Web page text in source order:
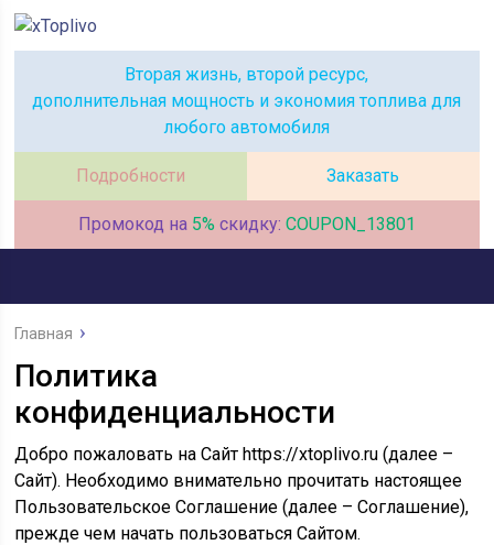
Вторая жизнь, второй ресурс,
дополнительная мощность и экономия топлива для
любого автомобиля
Подробности Заказать
Промокод на 5% скидку: COUPON_13801
Главная
Политика
конфиденциальности
Добро пожаловать на Сайт https://xtoplivo.ru (далее –
Сайт). Необходимо внимательно прочитать настоящее
Пользовательское Соглашение (далее – Соглашение),
прежде чем начать пользоваться Сайтом.